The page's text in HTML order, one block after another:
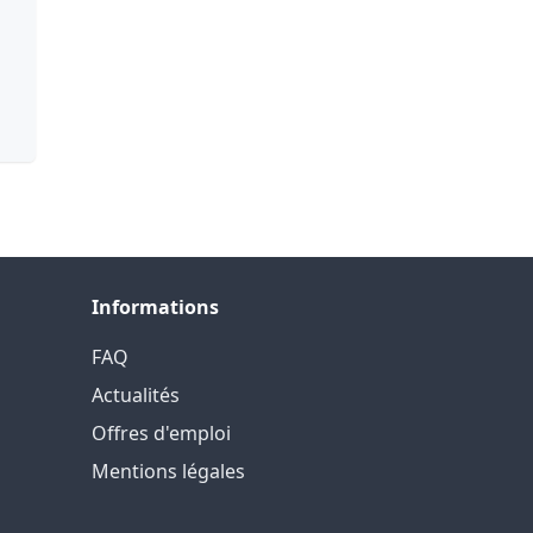
Informations
FAQ
Actualités
Offres d'emploi
Mentions légales